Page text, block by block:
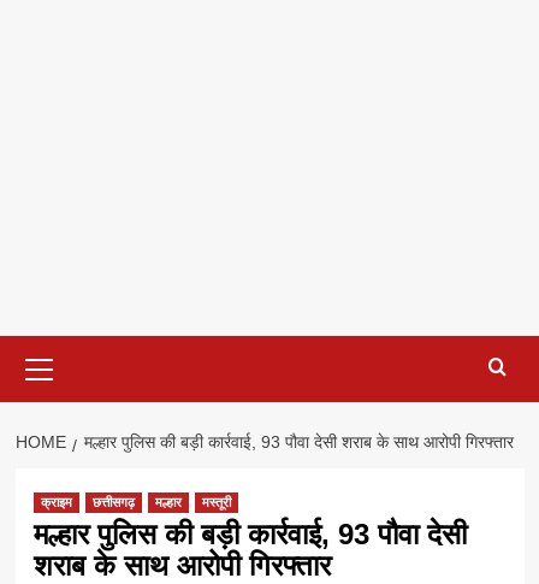
Menu
HOME मल्हार पुलिस की बड़ी कार्रवाई, 93 पौवा देसी शराब के साथ आरोपी गिरफ्तार
क्राइम छत्तीसगढ़ मल्हार मस्तूरी
मल्हार पुलिस की बड़ी कार्रवाई, 93 पौवा देसी
शराब के साथ आरोपी गिरफ्तार